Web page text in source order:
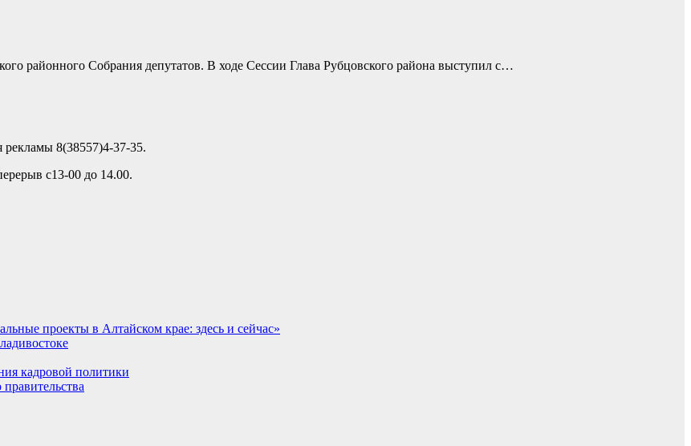
районного Собрания депутатов. В ходе Сессии Глава Рубцовского района выступил с…
рекламы 8(38557)4-37-35.
с13-00 до 14.00.
проекты в Алтайском крае: здесь и сейчас»
кадровой политики